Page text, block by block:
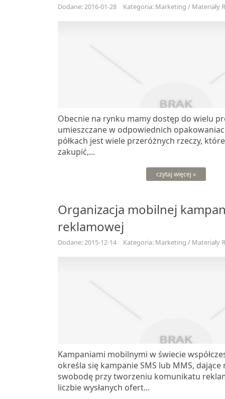
Dodane: 2016-01-28 Kategoria: Marketing / Materiały
Obecnie na rynku mamy dostęp do wielu
umieszczane w odpowiednich
półkach jest wiele przeróżnych rzeczy,
zakupić,...
czytaj więcej »
Organizacja mobilnej
reklamowej
Dodane: 2015-12-14 Kategoria: Marketing / Materiały
Kampaniami mobilnymi w świecie
określa się kampanie SMS lub MMS, dające
swobodę przy tworzeniu komunikatu
liczbie wysłanych ofert...